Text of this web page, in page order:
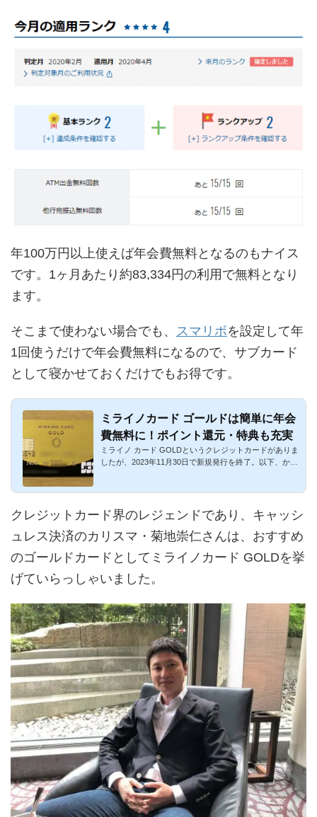
年100万円以上使えば年会費無料となるのもナイス
です。1ヶ月あたり約83,334円の利用で無料となり
ます。
そこまで使わない場合でも、 スマリボを設定して年
1回使うだけで年会費無料になるので、サブカード
として寝かせておくだけでもお得です。
ミライノカード ゴールドは簡単に年会
費無料に！ポイント還元・特典も充実
ミライノ カード GOLDというクレジットカードがありま
したが、2023年11月30日で新規発行を終了。以下、かつ
クレジットカード界のレジェンドであり、キャッシ
ュレス決済のカリスマ・菊地崇仁さんは、おすすめ
のゴールドカードとしてミライノカード GOLDを挙
げていらっしゃいました。